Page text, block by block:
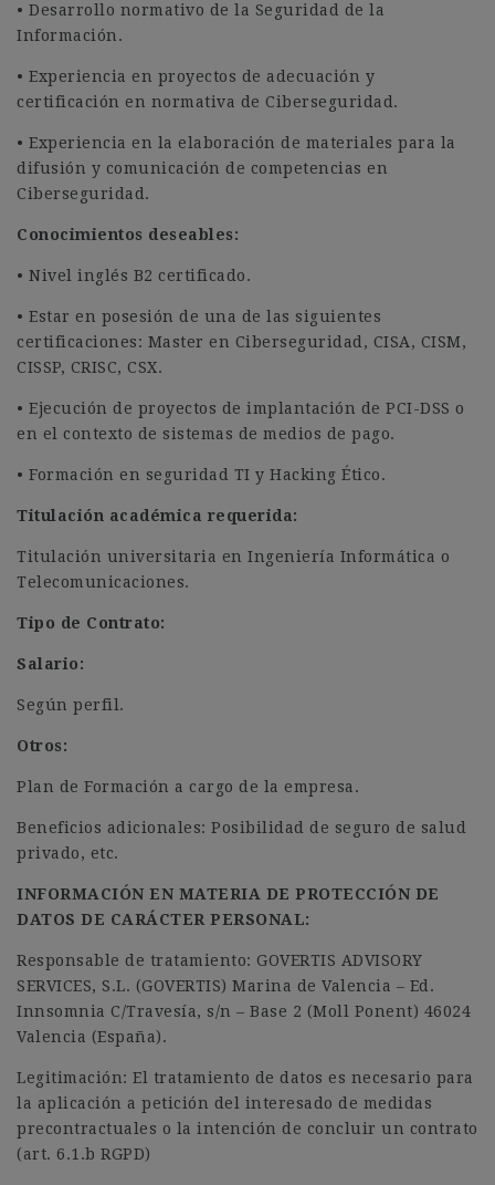
• Desarrollo normativo de la Seguridad de la
Información.
• Experiencia en proyectos de adecuación y
certificación en normativa de Ciberseguridad.
• Experiencia en la elaboración de materiales para la
difusión y comunicación de competencias en
Ciberseguridad.
Conocimientos deseables:
• Nivel inglés B2 certificado.
• Estar en posesión de una de las siguientes
certificaciones: Master en Ciberseguridad, CISA, CISM,
CISSP, CRISC, CSX.
• Ejecución de proyectos de implantación de PCI-DSS o
en el contexto de sistemas de medios de pago.
• Formación en seguridad TI y Hacking Ético.
Titulación académica requerida:
Titulación universitaria en Ingeniería Informática o
Telecomunicaciones.
Tipo de Contrato:
Salario:
Según perfil.
Otros:
Plan de Formación a cargo de la empresa.
Beneficios adicionales: Posibilidad de seguro de salud
privado, etc.
INFORMACIÓN EN MATERIA DE PROTECCIÓN DE
DATOS DE CARÁCTER PERSONAL:
Responsable de tratamiento: GOVERTIS ADVISORY
SERVICES, S.L. (GOVERTIS) Marina de Valencia – Ed.
Innsomnia C/Travesía, s/n – Base 2 (Moll Ponent) 46024
Valencia (España).
Legitimación: El tratamiento de datos es necesario para
la aplicación a petición del interesado de medidas
precontractuales o la intención de concluir un contrato
(art. 6.1.b RGPD)